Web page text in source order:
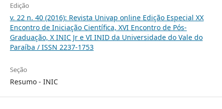
Edição
v. 22 n. 40 (2016): Revista Univap online Edição Especial XX
Encontro de Iniciação Científica, XVI Encontro de Pós-
Graduação, X INIC Jr e VI INID da Universidade do Vale do
Paraíba / ISSN 2237-1753
Seção
Resumo - INIC